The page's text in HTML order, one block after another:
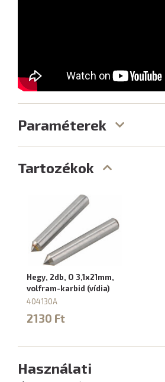
Paraméterek
Tartozékok
Hegy, 2db, O 3,1x21mm,
volfram-karbid (vídia)
404130A
2130 Ft
Használati